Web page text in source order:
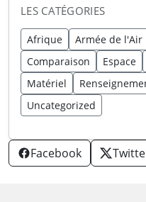
LES CATÉGORIES
Afrique Armée de l'Air
Comparaison
Espace
Matériel
Uncategorized
Facebook